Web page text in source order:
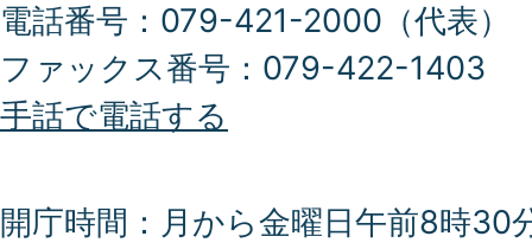
電話番号：079-421-2000（代表）
ファックス番号：079-422-1403
手話で電話する
開庁時間：月から金曜日午前8時30